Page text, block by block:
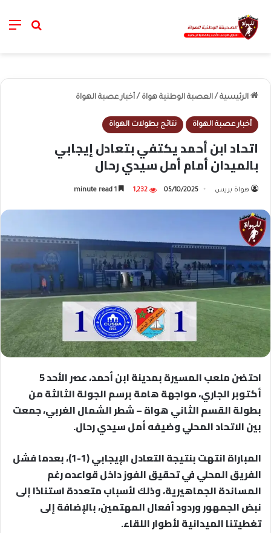
خانة
الرئيسية / العصبة الوطنية هواة / أخبار عصبة الهواة
أخبار عصبة الهواة نتائج بطولات الهواة
اتحاد ابن أحمد يكتفي بتعادل إيجابي
بالميدان أمام أمل سيدي رحال
هواة بريس 05/10/2025
1,232
احتضن ملعب المسيرة بمدينة ابن أحمد، عصر الأحد 5
أكتوبر الجاري، مواجهة هامة برسم الجولة الثالثة من
بطولة القسم الثاني هواة – شطر الشمال الغربي، جمعت
بين الاتحاد المحلي وضيفه أمل سيدي رحال.
المباراة انتهت بنتيجة التعادل الإيجابي (1-1)، بعدما فشل
الفريق المحلي في تحقيق الفوز داخل قواعده رغم
المساندة الجماهيرية، وذلك لأسباب متعددة استنادًا إلى
نبض الجمهور وردود أفعال المهتمين، بالإضافة إلى
تغطيتنا الميدانية لأطوار اللقاء.